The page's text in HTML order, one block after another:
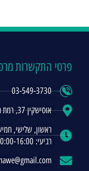
פרטי התקשרות
03-549-3730
אוסישקין 37, רמת השרון
ראשון, שלישי, חמישי: 10:00-
רביעי: 10:00-16:00